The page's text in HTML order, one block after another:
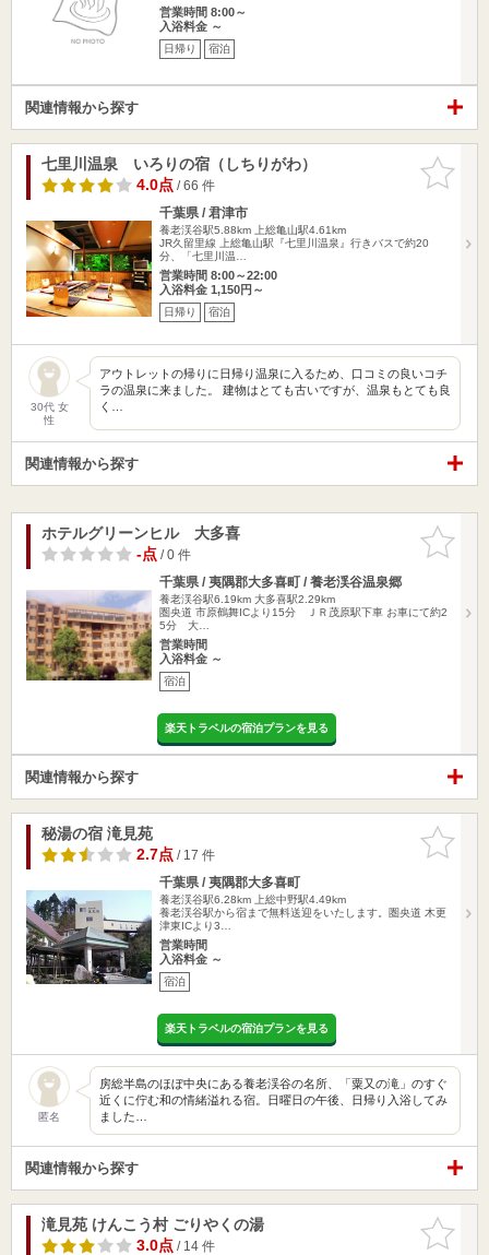
営業時間 8:00～
入浴料金 ～
日帰り 宿泊
関連情報から探す
お気に入
りに追加
七里川温泉 いろりの宿（しちりがわ）
4.0点/ 66 件
千葉県 / 君津市
養老渓谷駅5.88km
上総亀山駅4.61km
JR久留里線 上総亀山駅『七里川温泉』行きバスで約20
分、「七里川温…
営業時間 8:00～22:00
入浴料金 1,150円～
日帰り 宿泊
30代 女
性
アウトレットの帰りに日帰り温泉に入るため、口コミの良いコチ
ラの温泉に来ました。 建物はとても古いですが、温泉もとても良
く…
関連情報から探す
お気に入
りに追加
ホテルグリーンヒル 大多喜
-点/ 0 件
千葉県 / 夷隅郡大多喜町 / 養老渓谷温泉郷
養老渓谷駅6.19km 大多喜駅2.29km
圏央道 市原鶴舞ICより15分 ＪＲ茂原駅下車 お車にて約2
5分 大…
営業時間
入浴料金 ～
宿泊
楽天トラベルの宿泊プランを見る
関連情報から探す
お気に入
りに追加
秘湯の宿 滝見苑
2.7点/ 17 件
千葉県 / 夷隅郡大多喜町
養老渓谷駅6.28km
上総中野駅4.49km
養老渓谷駅から宿まで無料送迎をいたします。圏央道 木更
津東ICより3…
営業時間
入浴料金 ～
宿泊
楽天トラベルの宿泊プランを見る
匿名
房総半島のほぼ中央にある養老渓谷の名所、「粟又の滝」のすぐ
近くに佇む和の情緒溢れる宿。日曜日の午後、日帰り入浴してみ
ました…
関連情報から探す
お気に入
りに追加
滝見苑 けんこう村 ごりやくの湯
3.0点/ 14 件